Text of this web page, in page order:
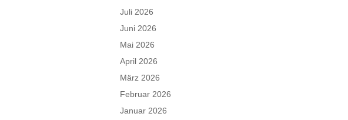
Juli 2026
Juni 2026
Mai 2026
April 2026
März 2026
Februar 2026
Januar 2026